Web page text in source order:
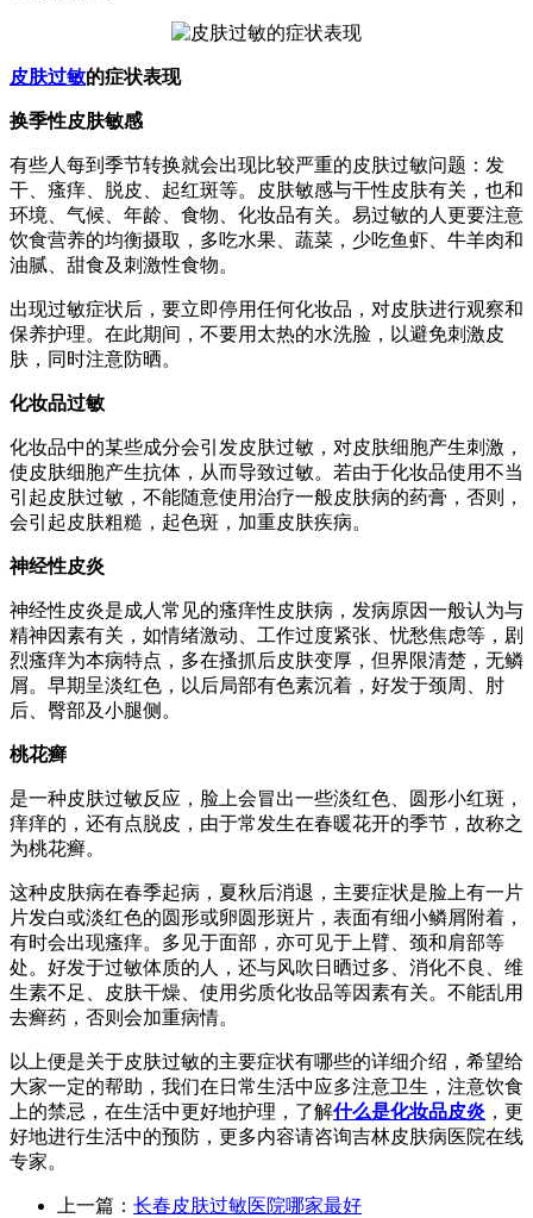
皮肤过敏的症状表现
换季性皮肤敏感
有些人每到季节转换就会出现比较严重的皮肤过敏问题：发
干、瘙痒、脱皮、起红斑等。皮肤敏感与干性皮肤有关，也和
环境、气候、年龄、食物、化妆品有关。易过敏的人更要注意
饮食营养的均衡摄取，多吃水果、蔬菜，少吃鱼虾、牛羊肉和
油腻、甜食及刺激性食物。
出现过敏症状后，要立即停用任何化妆品，对皮肤进行观察和
保养护理。在此期间，不要用太热的水洗脸，以避免刺激皮
肤，同时注意防晒。
化妆品过敏
化妆品中的某些成分会引发皮肤过敏，对皮肤细胞产生刺激，
使皮肤细胞产生抗体，从而导致过敏。若由于化妆品使用不当
引起皮肤过敏，不能随意使用治疗一般皮肤病的药膏，否则，
会引起皮肤粗糙，起色斑，加重皮肤疾病。
神经性皮炎
神经性皮炎是成人常见的瘙痒性皮肤病，发病原因一般认为与
精神因素有关，如情绪激动、工作过度紧张、忧愁焦虑等，剧
烈瘙痒为本病特点，多在搔抓后皮肤变厚，但界限清楚，无鳞
屑。早期呈淡红色，以后局部有色素沉着，好发于颈周、肘
后、臀部及小腿侧。
桃花癣
是一种皮肤过敏反应，脸上会冒出一些淡红色、圆形小红斑，
痒痒的，还有点脱皮，由于常发生在春暖花开的季节，故称之
为桃花癣。
这种皮肤病在春季起病，夏秋后消退，主要症状是脸上有一片
片发白或淡红色的圆形或卵圆形斑片，表面有细小鳞屑附着，
有时会出现瘙痒。多见于面部，亦可见于上臂、颈和肩部等
处。好发于过敏体质的人，还与风吹日晒过多、消化不良、维
生素不足、皮肤干燥、使用劣质化妆品等因素有关。不能乱用
去癣药，否则会加重病情。
以上便是关于皮肤过敏的主要症状有哪些的详细介绍，希望给
大家一定的帮助，我们在日常生活中应多注意卫生，注意饮食
上的禁忌，在生活中更好地护理，了解什么是化妆品皮炎 ，更
好地进行生活中的预防，更多内容请咨询吉林皮肤病医院在线
专家。
上一篇： 长春皮肤过敏医院哪家最好